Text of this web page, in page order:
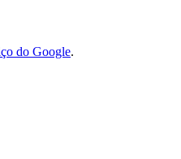
do Google.